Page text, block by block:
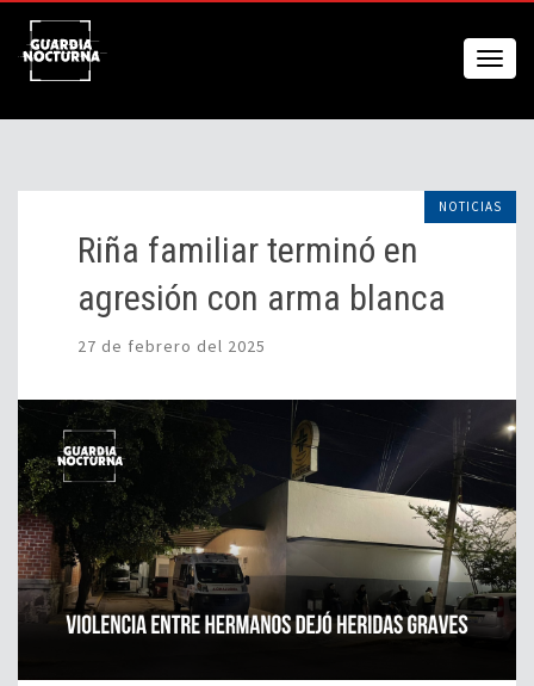
NOTICIAS
Riña familiar terminó en
agresión con arma blanca
27 de febrero del 2025